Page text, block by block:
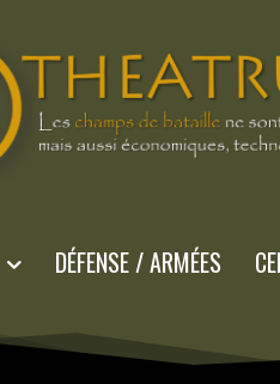
DÉFENSE / ARMÉES